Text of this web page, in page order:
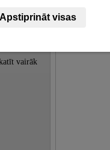
vairāk
vairāk
Apstiprināt visas